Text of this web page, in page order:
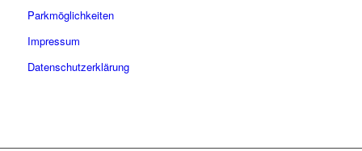
Parkmöglichkeiten
Impressum
Datenschutzerklärung